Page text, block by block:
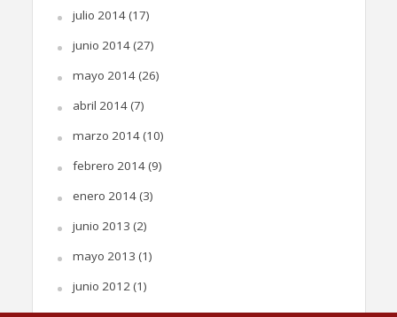
julio 2014(17)
junio 2014(27)
mayo 2014(26)
abril 2014(7)
marzo 2014(10)
febrero 2014(9)
enero 2014(3)
junio 2013 (2)
mayo 2013 (1)
junio 2012(1)